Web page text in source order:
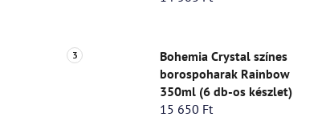
Bohemia Crystal színes
borospoharak Rainbow
350ml (6 db-os készlet)
15 650 Ft